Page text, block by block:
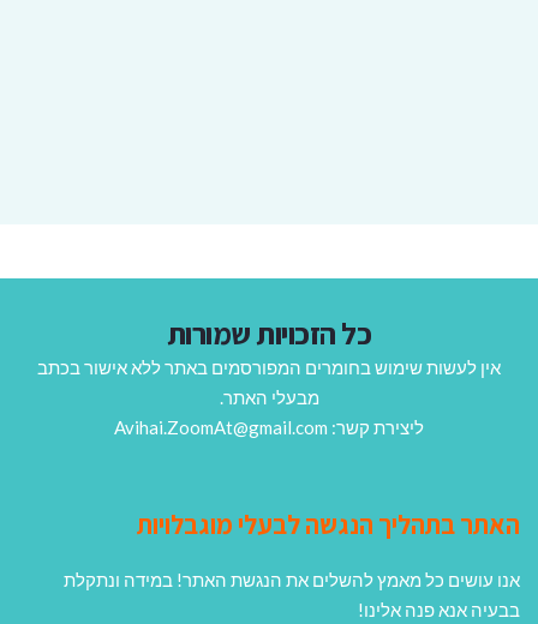
כל הזכויות שמורות
אין לעשות שימוש בחומרים המפורסמים באתר ללא אישור בכתב
מבעלי האתר.
ליצירת קשר: Avihai.ZoomAt@gmail.com
האתר בתהליך הנגשה לבעלי מוגבלויות
אנו עושים כל מאמץ להשלים את הנגשת האתר! במידה ונתקלת
בבעיה אנא פנה אלינו!